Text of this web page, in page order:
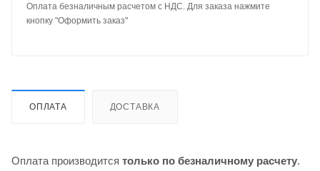
Оплата безналичным расчетом с НДС. Для заказа нажмите
кнопку "Оформить заказ"
ОПЛАТА ДОСТАВКА
Оплата производится только по безналичному расчету.